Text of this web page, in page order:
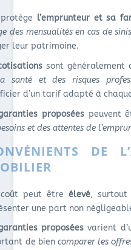
l’emprunteur et sa
des mensualités en cas de
leur patrimoine.
sont généralement
santé et des risques
d’un tarif adapté à
proposéespeuvent
et des attentes de
DE
coût peut êtreélevé, surtout
une part non
proposées varient
de bien comparer les